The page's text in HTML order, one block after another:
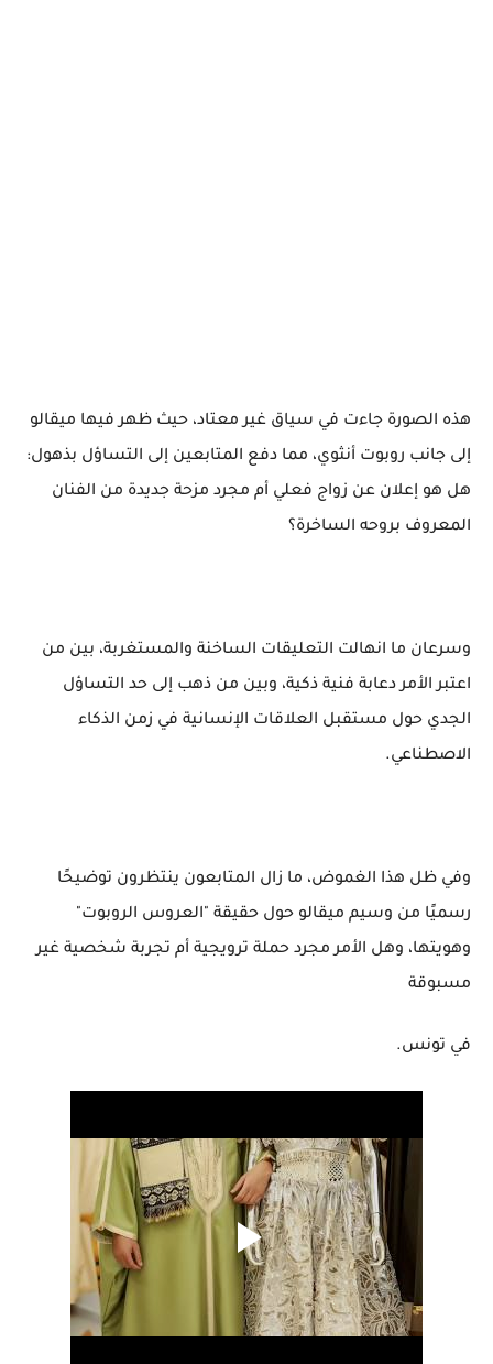
هذه الصورة جاءت في سياق غير معتاد، حيث ظهر فيها ميقالو
إلى جانب روبوت أنثوي، مما دفع المتابعين إلى التساؤل بذهول:
هل هو إعلان عن زواج فعلي أم مجرد مزحة جديدة من الفنان
المعروف بروحه الساخرة؟
وسرعان ما انهالت التعليقات الساخنة والمستغربة، بين من
اعتبر الأمر دعابة فنية ذكية، وبين من ذهب إلى حد التساؤل
الجدي حول مستقبل العلاقات الإنسانية في زمن الذكاء
الاصطناعي.
وفي ظل هذا الغموض، ما زال المتابعون ينتظرون توضيحًا
رسميًا من وسيم ميقالو حول حقيقة "العروس الروبوت"
وهويتها، وهل الأمر مجرد حملة ترويجية أم تجربة شخصية غير
مسبوقة
في تونس.